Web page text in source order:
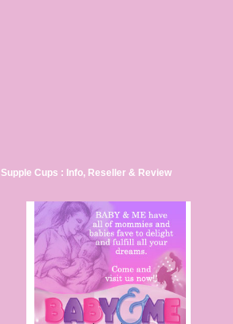
Supple Cups : Info, Reseller & Review